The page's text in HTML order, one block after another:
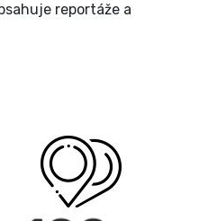
reportáže a